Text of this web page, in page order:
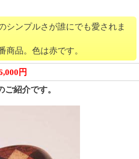
シンプルさが誰にでも愛されま
商品。色は赤です。
円
紹介です。